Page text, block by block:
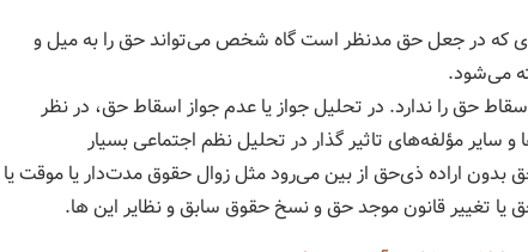
که در جعل حق مدنظر است گاه شخص می‌تواند حق را به میل و
می‌شود.
اسقاط حق را ندارد. در تحلیل جواز یا عدم جواز اسقاط حق، در نظر
سایر مؤلفه‌های تاثیر گذار در تحلیل نظم اجتماعی بسیار
اراده ذی‌حق از بین می‌رود مثل زوال حقوق مدت‌دار یا موقت یا
تغییر قانون موجد حق و نسخ حقوق سابق و نظایر این ها.